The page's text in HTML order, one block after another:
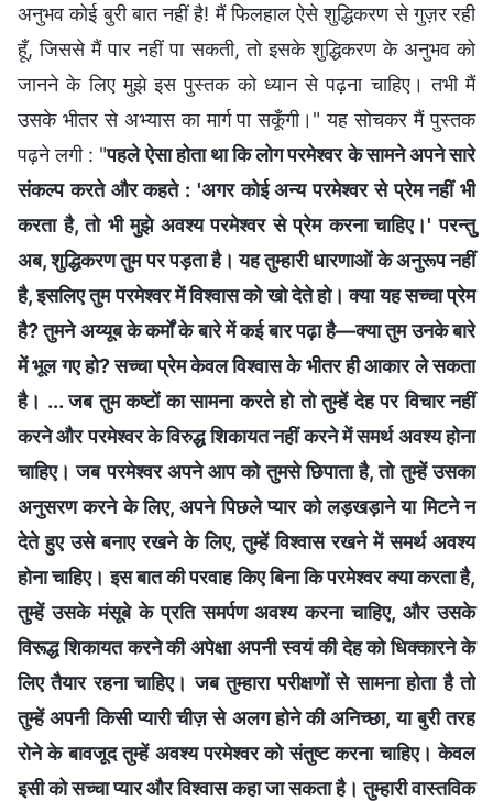
अनुभव कोई बुरी बात नहीं है! मैं फिलहाल ऐसे शुद्धिकरण से गुज़र रही
हूँ, जिससे मैं पार नहीं पा सकती, तो इसके शुद्धिकरण के अनुभव को
जानने के लिए मुझे इस पुस्तक को ध्यान से पढ़ना चाहिए। तभी मैं
उसके भीतर से अभ्यास का मार्ग पा सकूँगी।" यह सोचकर मैं पुस्तक
पढ़ने लगी : "पहले ऐसा होता था कि लोग परमेश्वर के सामने अपने सारे
संकल्प करते और कहते : 'अगर कोई अन्य परमेश्वर से प्रेम नहीं भी
करता है, तो भी मुझे अवश्य परमेश्वर से प्रेम करना चाहिए।' परन्तु
अब, शुद्धिकरण तुम पर पड़ता है। यह तुम्हारी धारणाओं के अनुरूप नहीं
है, इसलिए तुम परमेश्वर में विश्वास को खो देते हो। क्या यह सच्चा प्रेम
है? तुमने अय्यूब के कर्मों के बारे में कई बार पढ़ा है—क्या तुम उनके बारे
में भूल गए हो? सच्चा प्रेम केवल विश्वास के भीतर ही आकार ले सकता
है। ... जब तुम कष्टों का सामना करते हो तो तुम्हें देह पर विचार नहीं
करने और परमेश्वर के विरुद्ध शिकायत नहीं करने में समर्थ अवश्य होना
चाहिए। जब परमेश्वर अपने आप को तुमसे छिपाता है, तो तुम्हें उसका
अनुसरण करने के लिए, अपने पिछले प्यार को लड़खड़ाने या मिटने न
देते हुए उसे बनाए रखने के लिए, तुम्हें विश्वास रखने में समर्थ अवश्य
होना चाहिए। इस बात की परवाह किए बिना कि परमेश्वर क्या करता है,
तुम्हें उसके मंसूबे के प्रति समर्पण अवश्य करना चाहिए, और उसके
विरूद्ध शिकायत करने की अपेक्षा अपनी स्वयं की देह को धिक्कारने के
लिए तैयार रहना चाहिए। जब तुम्हारा परीक्षणों से सामना होता है तो
तुम्हें अपनी किसी प्यारी चीज़ से अलग होने की अनिच्छा, या बुरी तरह
रोने के बावजूद तुम्हें अवश्य परमेश्वर को संतुष्ट करना चाहिए। केवल
इसी को सच्चा प्यार और विश्वास कहा जा सकता है। तुम्हारी वास्तविक